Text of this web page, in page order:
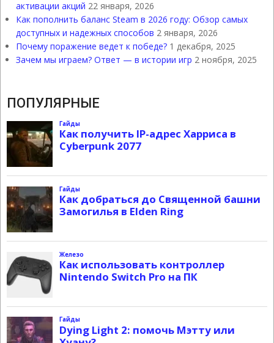
активации акций 22 января, 2026
Как пополнить баланс Steam в 2026 году: Обзор самых
доступных и надежных способов 2 января, 2026
Почему поражение ведет к победе? 1 декабря, 2025
Зачем мы играем? Ответ — в истории игр 2 ноября, 2025
ПОПУЛЯРНЫЕ